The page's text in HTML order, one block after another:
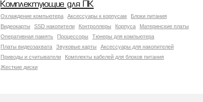
Комплектующие для ПК
Охлаждение компьютера Аксессуары к корпусам
Блоки питания
Видеокарты
SSD накопители Контроллеры Корпуса
Материнские платы
Оперативная память
Процессоры
Тюнеры для компьютера
Платы видеозахвата
Звуковые карты
Аксессуары для накопителей
Приводы и считыватели
Комплекты кабелей для блоков питания
Жесткие диски